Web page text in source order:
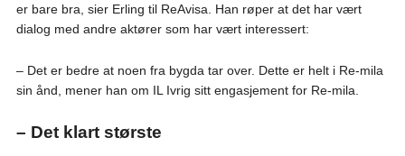
er bare bra, sier Erling til ReAvisa. Han røper at det har vært
dialog med andre aktører som har vært interessert:
– Det er bedre at noen fra bygda tar over. Dette er helt i Re-mila
sin ånd, mener han om IL Ivrig sitt engasjement for Re-mila.
– Det klart største